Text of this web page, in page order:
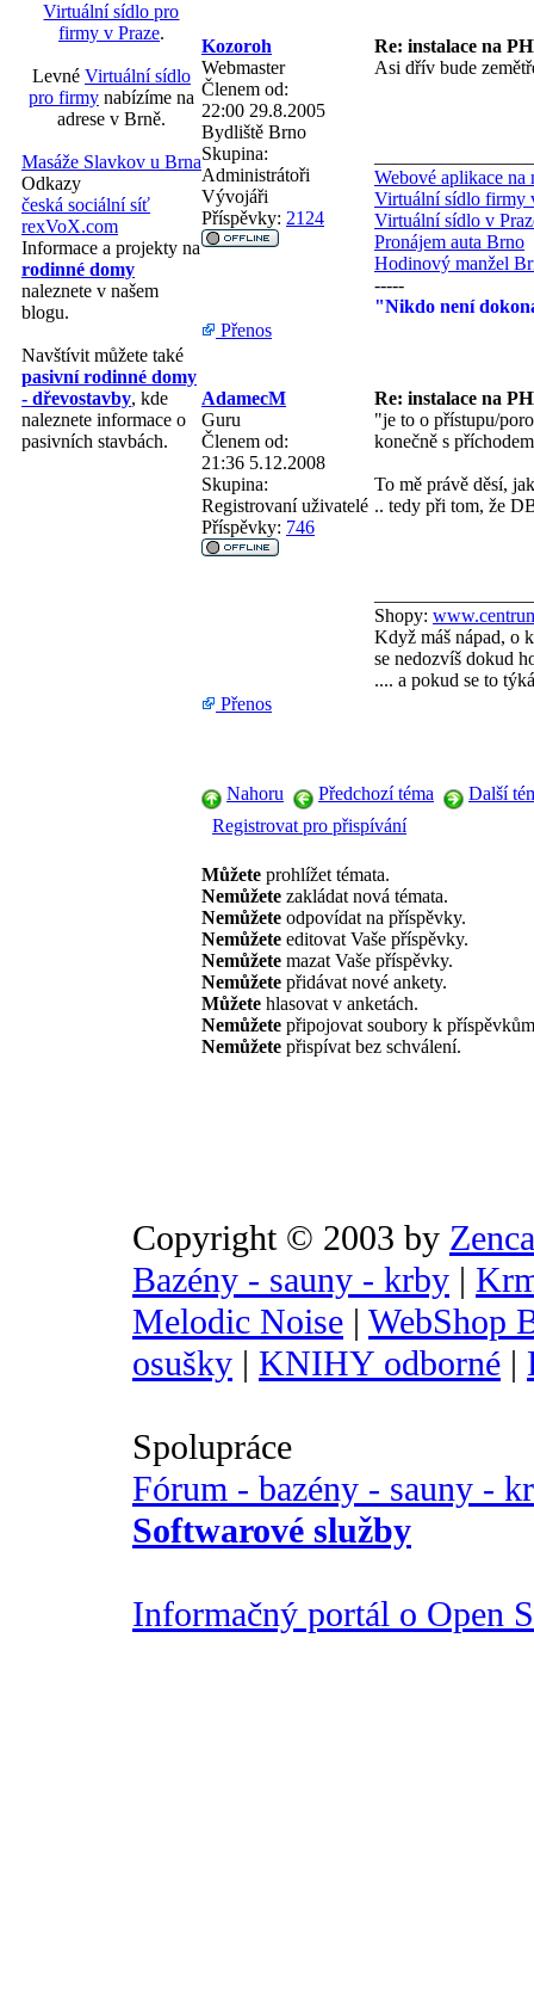
Virtuální sídlo pro
firmy v Praze.
Levné Virtuální sídlo
pro firmy nabízíme na
adrese v Brně.
Masáže Slavkov u Brna
Odkazy
česká sociální síť
rexVoX.com
Informace a projekty na
rodinné domy
naleznete v našem
blogu.
Navštívit můžete také
pasivní rodinné domy
- dřevostavby, kde
naleznete informace o
pasivních stavbách.
Kozoroh
Re: instalace na
Webmaster
Členem od:
22:00 29.8.2005
Bydliště Brno
Skupina:
Administrátoři
Vývojáři
Příspěvky: 2124
Asi dřív bude
Webové aplikace
Virtuální sídlo firmy
Virtuální sídlo v
Pronájem auta Brno
Hodinový manžel
-----
"Nikdo není
Přenos
AdamecM
Re: instalace na
Guru
Členem od:
21:36 5.12.2008
Skupina:
Registrovaní uživatelé
Příspěvky: 746
"je to o přístupu/
konečně s
To mě právě děsí,
.. tedy při tom, že
Shopy:
Když máš nápad, o
se nedozvíš dokud
.... a pokud se to
Přenos
Nahoru Předchozí téma
Další
Registrovat pro přispívání
Můžete prohlížet témata.
Nemůžete zakládat nová témata.
Nemůžete odpovídat na příspěvky.
Nemůžete editovat Vaše příspěvky.
Nemůžete mazat Vaše příspěvky.
Nemůžete přidávat nové ankety.
Můžete hlasovat v anketách.
Nemůžete připojovat soubory k
Nemůžete přispívat bez schválení.
Copyright © 2003 by
Bazény - sauny - krby |
Melodic Noise | WebShop
osušky | KNIHY odborné |
Spolupráce
Fórum - bazény - sauny -
Softwarové služby
Informačný portál o Open